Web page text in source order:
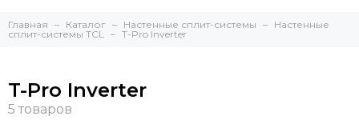
Главная Каталог Настенные сплит-системы
Настенные
сплит-системы TCL
T-Pro Inverter
T-Pro Inverter